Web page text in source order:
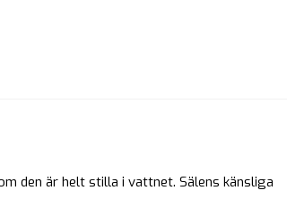
den är helt stilla i vattnet. Sälens känsliga